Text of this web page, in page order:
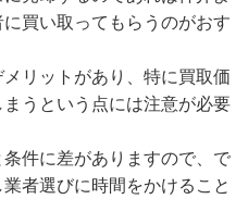
買い取ってもらうのがおす
リットがあり、特に買取価
うという点には注意が必要
件に差がありますので、で
者選びに時間をかけること